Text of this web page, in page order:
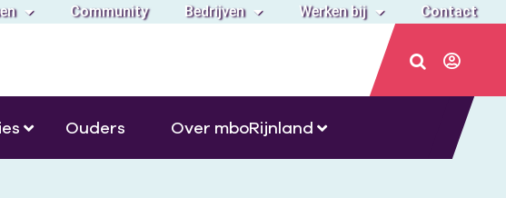
Community Bedrijven Werken bij Contact
Ouders Over mboRijnland